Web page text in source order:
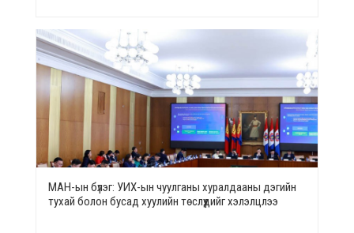
МАН-ын бүлэг: УИХ-ын чуулганы хуралдааны дэгийн
тухай болон бусад хуулийн төслүүдийг хэлэлцлээ